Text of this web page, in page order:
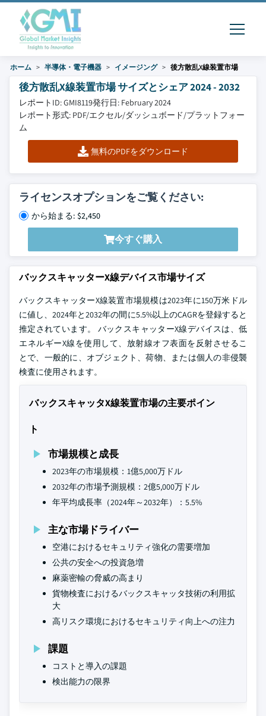
ホーム 半導体・電子機器 イメージング 後方散乱X線装置市場
後方散乱X線装置市場 サイズとシェア 2024 - 2032
レポートID: GMI8119発行日: February 2024
レポート形式: PDF/エクセル/ダッシュボード/プラットフォー
ム
無料のPDFをダウンロード
ライセンスオプションをご覧ください:
から始まる: $2,450
今すぐ購入
バックスキャッターX線デバイス市場サイズ
バックスキャッターX線装置市場規模は2023年に150万米ドル
に値し、2024年と2032年の間に5.5%以上のCAGRを登録すると
推定されています。 バックスキャッターX線デバイスは、低
エネルギーX線を使用して、放射線オフ表面を反射させるこ
とで、一般的に、オブジェクト、荷物、または個人の非侵襲
検査に使用されます。
バックスキャッタX線装置市場の主要ポイン
ト
市場規模と成長
2023年の市場規模：1億5,000万ドル
2032年の市場予測規模：2億5,000万ドル
年平均成長率（2024年～2032年）：5.5%
主な市場ドライバー
空港におけるセキュリティ強化の需要増加
公共の安全への投資急増
麻薬密輸の脅威の高まり
貨物検査におけるバックスキャッタ技術の利用拡
大
高リスク環境におけるセキュリティ向上への注力
課題
コストと導入の課題
検出能力の限界